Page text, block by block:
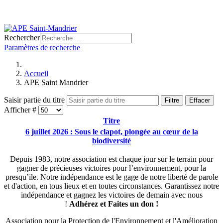
Rechercher
Paramètres de recherche
Accueil
APE Saint Mandrier
Saisir partie du titre Filtre Effacer
Afficher #
Titre
6 juillet 2026 : Sous le clapot, plongée au cœur de la
biodiversité
Depuis 1983, notre association est chaque jour sur le terrain pour
gagner de précieuses victoires pour l’environnement, pour la
presqu’ile. Notre indépendance est le gage de notre liberté de parole
et d'action, en tous lieux et en toutes circonstances. Garantissez notre
indépendance et gagnez les victoires de demain avec nous
! Adhérez et Faites un don !
Association pour la Protection de l'Environnement et l'Amélioration